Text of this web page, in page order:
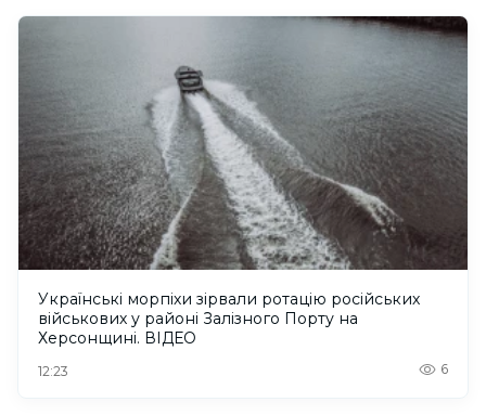
Українські морпіхи зірвали ротацію російських
військових у районі Залізного Порту на
Херсонщині. ВІДЕО
12:23 6